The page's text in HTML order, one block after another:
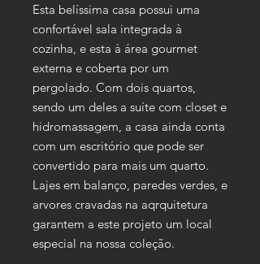
Esta belíssima casa possui uma
confortável sala integrada à
cozinha, e esta à área gourmet
externa e coberta por um
pergolado. Com dois quartos,
sendo um deles a suíte com closet e
hidromassagem, a casa ainda conta
com um escritório que pode ser
convertido para mais um quarto.
Lajes em balanço, paredes verdes, e
arvores cravadas na aqrquitetura
garantem a este projeto um local
especial na nossa coleção.